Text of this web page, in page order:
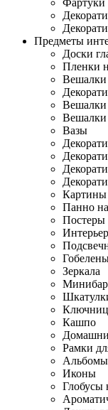
Фартуки
Предметы
Доски
Пленки
Вешалки
Вешалки
Вешалки
Вазы
Картины
Панно
Постеры
Зеркала
Кашпо
Рамки
Альбомы
Иконы
Глобусы